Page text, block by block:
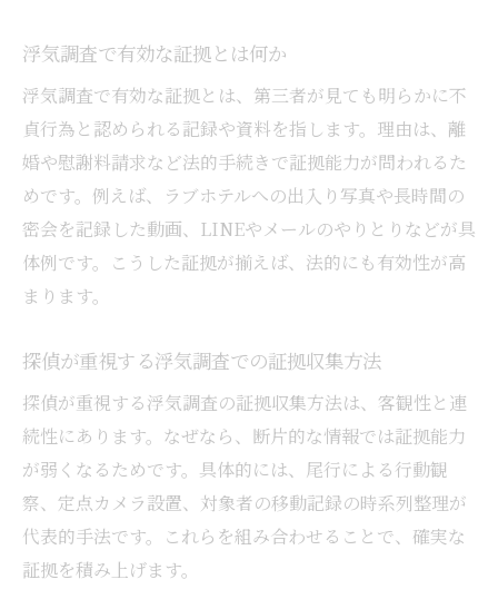
浮気調査で有効な証拠とは何か
浮気調査で有効な証拠とは、第三者が見ても明らかに不
貞行為と認められる記録や資料を指します。理由は、離
婚や慰謝料請求など法的手続きで証拠能力が問われるた
めです。例えば、ラブホテルへの出入り写真や長時間の
密会を記録した動画、LINEやメールのやりとりなどが具
体例です。こうした証拠が揃えば、法的にも有効性が高
まります。
探偵が重視する浮気調査での証拠収集方法
探偵が重視する浮気調査の証拠収集方法は、客観性と連
続性にあります。なぜなら、断片的な情報では証拠能力
が弱くなるためです。具体的には、尾行による行動観
察、定点カメラ設置、対象者の移動記録の時系列整理が
代表的手法です。これらを組み合わせることで、確実な
証拠を積み上げます。